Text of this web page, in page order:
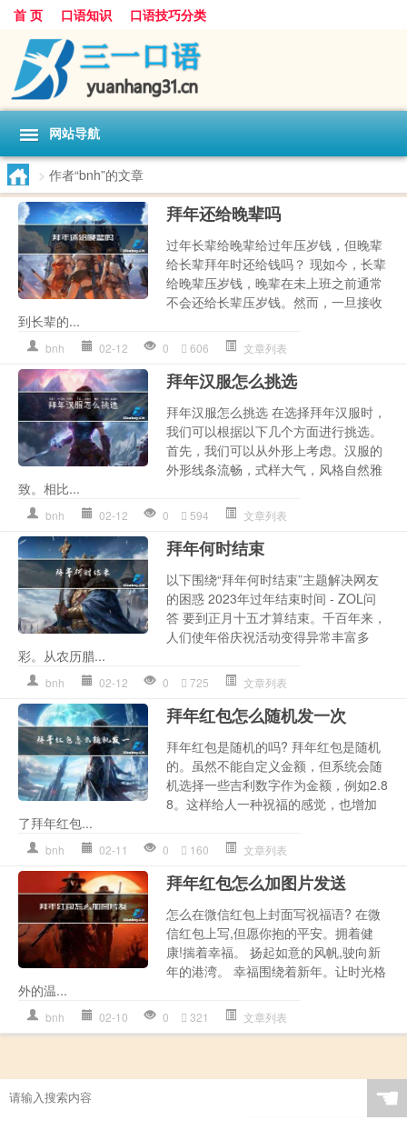
首 页 口语知识 口语技巧分类
网站导航
> 作者“bnh”的文章
拜年还给晚辈吗
过年长辈给晚辈给过年压岁钱，但晚辈
给长辈拜年时还给钱吗？ 现如今，长辈
给晚辈压岁钱，晚辈在未上班之前通常
不会还给长辈压岁钱。然而，一旦接收
到长辈的...
bnh 02-12 0 606 文章列表
拜年汉服怎么挑选
拜年汉服怎么挑选 在选择拜年汉服时，
我们可以根据以下几个方面进行挑选。
首先，我们可以从外形上考虑。汉服的
外形线条流畅，式样大气，风格自然雅
致。相比...
bnh 02-12 0 594 文章列表
拜年何时结束
以下围绕“拜年何时结束”主题解决网友
的困惑 2023年过年结束时间 - ZOL问
答 要到正月十五才算结束。千百年来，
人们使年俗庆祝活动变得异常丰富多
彩。从农历腊...
bnh 02-12 0 725 文章列表
拜年红包怎么随机发一次
拜年红包是随机的吗? 拜年红包是随机
的。虽然不能自定义金额，但系统会随
机选择一些吉利数字作为金额，例如2.8
8。这样给人一种祝福的感觉，也增加
了拜年红包...
bnh 02-11 0 160 文章列表
拜年红包怎么加图片发送
怎么在微信红包上封面写祝福语? 在微
信红包上写,但愿你抱的平安。拥着健
康!揣着幸福。 扬起如意的风帆,驶向新
年的港湾。 幸福围绕着新年。让时光格
外的温...
bnh 02-10 0 321 文章列表
☚